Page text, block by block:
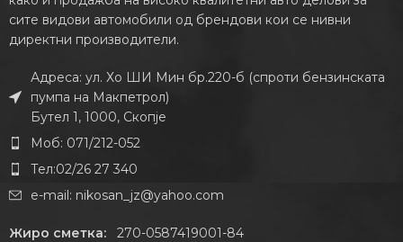
сите видови автомобили од брендови кои се нивни
директни производители.
Адреса: ул. Хо ШИ Мин бр.220-б (спроти бензинската
пумпа на Макпетрол)
Бутел 1, 1000, Скопје
Моб: 071/212-052
Тел:02/26 27 340
e-mail: nikosan_jz@yahoo.com
Жиро сметка:270-0587419001-84